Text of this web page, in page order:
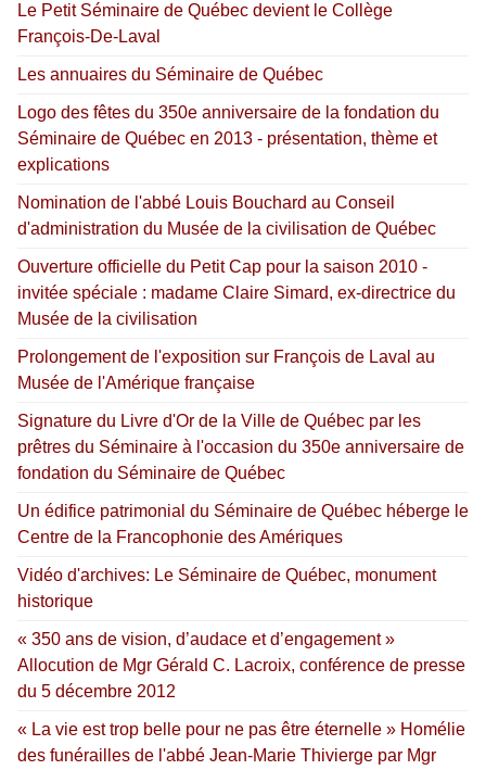
Le Petit Séminaire de Québec devient le Collège
François-De-Laval
Les annuaires du Séminaire de Québec
Logo des fêtes du 350e anniversaire de la fondation du
Séminaire de Québec en 2013 - présentation, thème et
explications
Nomination de l'abbé Louis Bouchard au Conseil
d'administration du Musée de la civilisation de Québec
Ouverture officielle du Petit Cap pour la saison 2010 -
invitée spéciale : madame Claire Simard, ex-directrice du
Musée de la civilisation
Prolongement de l'exposition sur François de Laval au
Musée de l'Amérique française
Signature du Livre d'Or de la Ville de Québec par les
prêtres du Séminaire à l'occasion du 350e anniversaire de
fondation du Séminaire de Québec
Un édifice patrimonial du Séminaire de Québec héberge le
Centre de la Francophonie des Amériques
Vidéo d'archives: Le Séminaire de Québec, monument
historique
« 350 ans de vision, d’audace et d’engagement »
Allocution de Mgr Gérald C. Lacroix, conférence de presse
du 5 décembre 2012
« La vie est trop belle pour ne pas être éternelle » Homélie
des funérailles de l'abbé Jean-Marie Thivierge par Mgr